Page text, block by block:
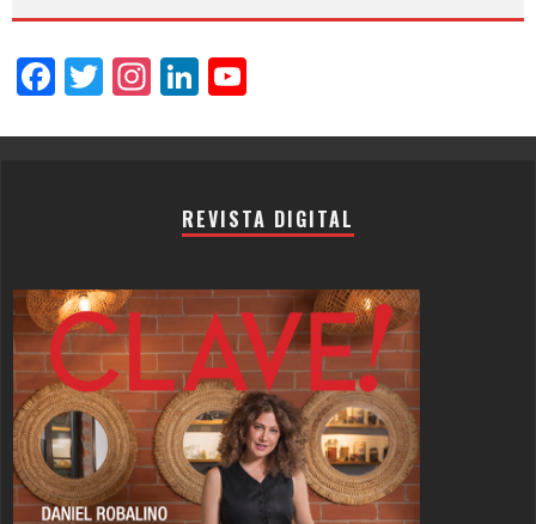
Facebook
Twitter
Instagram
LinkedIn
REVISTA DIGITAL